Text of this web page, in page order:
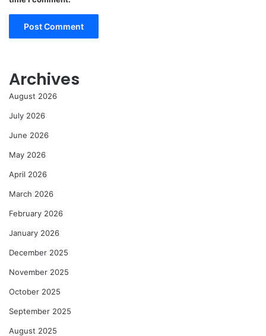
Archives
August 2026
July 2026
June 2026
May 2026
April 2026
March 2026
February 2026
January 2026
December 2025
November 2025
October 2025
September 2025
August 2025